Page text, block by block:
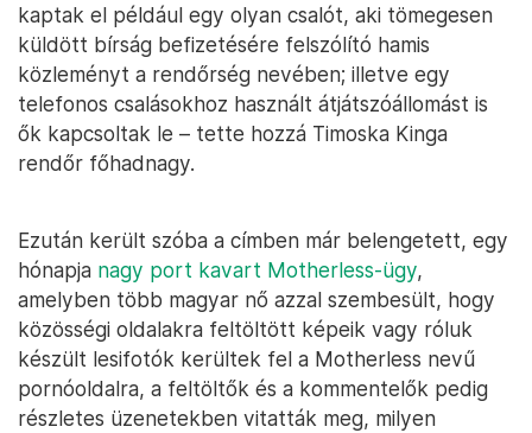
kaptak el például egy olyan csalót, aki tömegesen
küldött bírság befizetésére felszólító hamis
közleményt a rendőrség nevében; illetve egy
telefonos csalásokhoz használt átjátszóállomást is
ők kapcsoltak le – tette hozzá Timoska Kinga
rendőr főhadnagy.
Ezután került szóba a címben már belengetett, egy
hónapja nagy port kavart Motherless-ügy,
amelyben több magyar nő azzal szembesült, hogy
közösségi oldalakra feltöltött képeik vagy róluk
készült lesifotók kerültek fel a Motherless nevű
pornóoldalra, a feltöltők és a kommentelők pedig
részletes üzenetekben vitatták meg, milyen